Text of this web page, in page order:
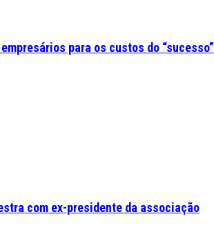
para os custos do “sucesso”
com ex-presidente da associação